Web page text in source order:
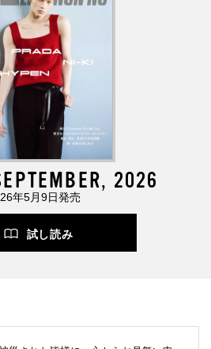
2026
年5月9日発売
試し読み